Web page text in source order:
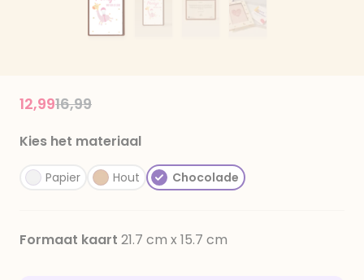
Price reduced from
16,99to
12,99
Kies het materiaal
Papier Hout Chocolade
Formaat kaart 21.7 cm x 15.7 cm